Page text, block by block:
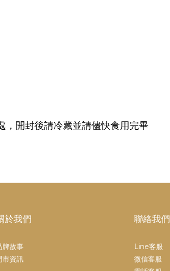
，開封後請冷藏並請儘快食用完畢
於我們
牌故事
市資訊
聯絡我們
Line客服
微信客服